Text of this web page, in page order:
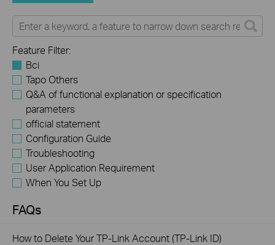
Feature Filter:
Всі
Tapo Others
Q&A of functional explanation or specification
parameters
official statement
Configuration Guide
Troubleshooting
User Application Requirement
When You Set Up
FAQs
How to Delete Your TP-Link Account (TP-Link ID)